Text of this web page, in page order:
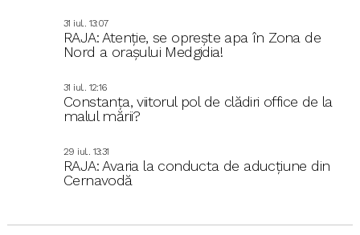
31 iul.. 13:07
RAJA: Atenție, se oprește apa în Zona de
Nord a orașului Medgidia!
31 iul.. 12:16
Constanța, viitorul pol de clădiri office de la
malul mării?
29 iul.. 13:31
RAJA: Avaria la conducta de aducțiune din
Cernavodă